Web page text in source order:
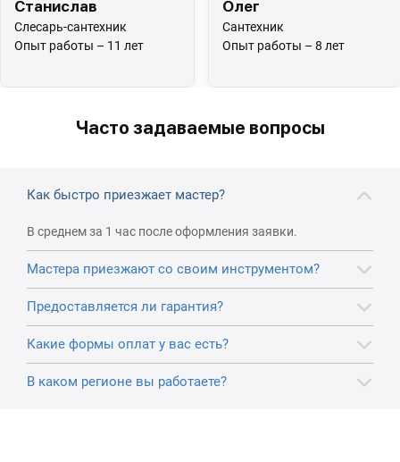
Станислав
Слесарь-сантехник
Опыт работы – 11 лет
Олег
Сантехник
Опыт работы – 8 лет
Часто задаваемые вопросы
Как быстро приезжает мастер?
В среднем за 1 час после оформления заявки.
Мастера приезжают со своим инструментом?
Предоставляется ли гарантия?
Какие формы оплат у вас есть?
В каком регионе вы работаете?